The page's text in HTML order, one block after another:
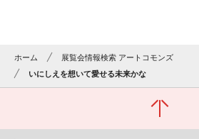
ホーム
展覧会情報検索 アートコモンズ
いにしえを想いて愛せる未来かな